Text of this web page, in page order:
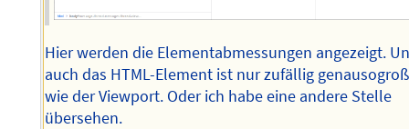
Hier werden die Elementabmessungen angezeigt.
auch das HTML-Element ist nur zufällig genausogroß
wie der Viewport. Oder ich habe eine andere Stelle
übersehen.